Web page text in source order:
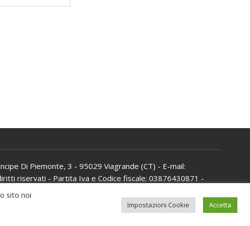
Di Piemonte, 3 - 95029 Viagrande (CT) - E-mail:
riservati - Partita Iva e Codice fiscale: 03876430871 -
sito noi
Impostazioni Cookie Accetta